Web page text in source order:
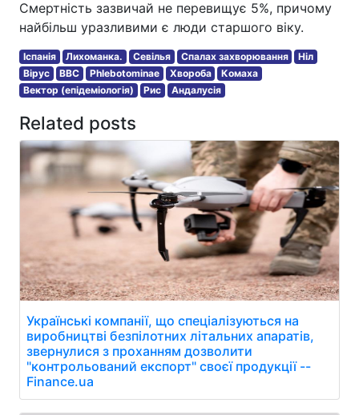
Смертність зазвичай не перевищує 5%, причому
найбільш уразливими є люди старшого віку.
Іспанія Лихоманка. Севілья Спалах захворювання
Ніл
Вірус
BBC Phlebotominae Хвороба
Комаха
Вектор (епідеміологія)
Рис Андалусія
Related posts
Українські компанії, що спеціалізуються на
виробництві безпілотних літальних апаратів,
звернулися з проханням дозволити
"контрольований експорт" своєї продукції --
Finance.ua